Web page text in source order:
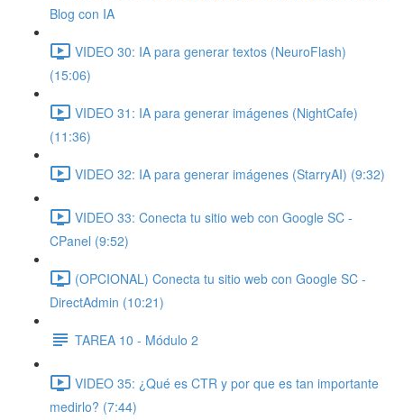
Blog con IA
VIDEO 30: IA para generar textos (NeuroFlash)
(15:06)
VIDEO 31: IA para generar imágenes (NightCafe)
(11:36)
VIDEO 32: IA para generar imágenes (StarryAI) (9:32)
VIDEO 33: Conecta tu sitio web con Google SC -
CPanel (9:52)
(OPCIONAL) Conecta tu sitio web con Google SC -
DirectAdmin (10:21)
TAREA 10 - Módulo 2
VIDEO 35: ¿Qué es CTR y por que es tan importante
medirlo? (7:44)